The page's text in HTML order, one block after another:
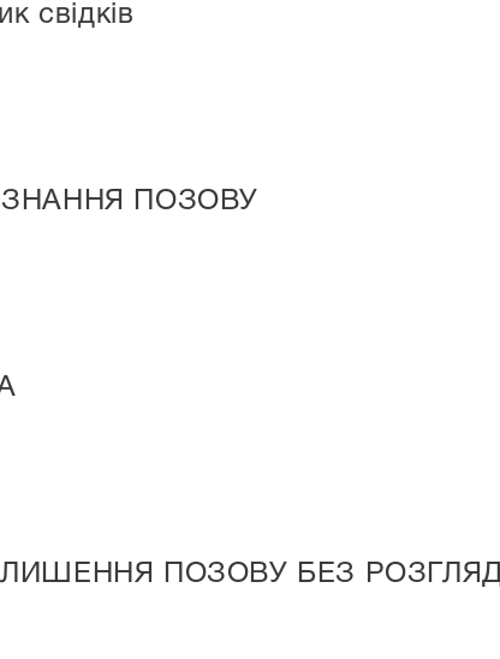
свідків
ПОЗОВУ
ПОЗОВУ БЕЗ